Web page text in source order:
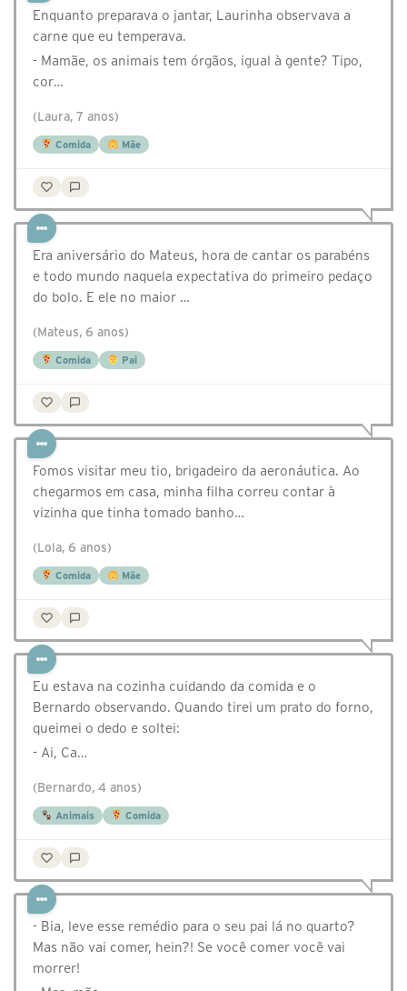
Enquanto preparava o jantar, Laurinha observava a
carne que eu temperava.
- Mamãe, os animais tem órgãos, igual à gente? Tipo,
cor…
(Laura, 7 anos)
Comida Mãe
Era aniversário do Mateus, hora de cantar os parabéns
e todo mundo naquela expectativa do primeiro pedaço
do bolo. E ele no maior …
(Mateus, 6 anos)
Comida Pai
Fomos visitar meu tio, brigadeiro da aeronáutica. Ao
chegarmos em casa, minha filha correu contar à
vizinha que tinha tomado banho…
(Lola, 6 anos)
Comida Mãe
Eu estava na cozinha cuidando da comida e o
Bernardo observando. Quando tirei um prato do forno,
queimei o dedo e soltei:
- Ai, Ca…
(Bernardo, 4 anos)
Animais Comida
- Bia, leve esse remédio para o seu pai lá no quarto?
Mas não vai comer, hein?! Se você comer você vai
morrer!